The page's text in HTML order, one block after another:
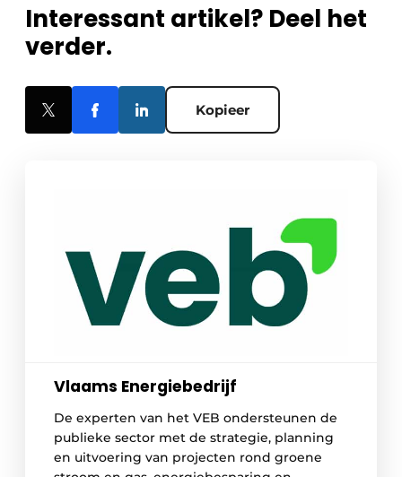
Interessant artikel? Deel het
verder.
Kopieer
Vlaams Energiebedrijf
De experten van het VEB ondersteunen de
publieke sector met de strategie, planning
en uitvoering van projecten rond groene